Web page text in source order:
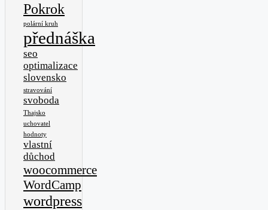
Pokrok
polární kruh
přednáška
seo
optimalizace
slovensko
stravování
svoboda
Thajsko
uchovatel
hodnoty
vlastní
důchod
woocommerce
WordCamp
wordpress